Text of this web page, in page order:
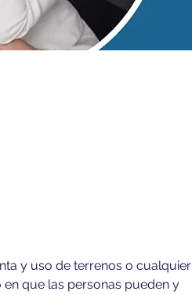
y uso de terrenos o cualquier
que las personas pueden y